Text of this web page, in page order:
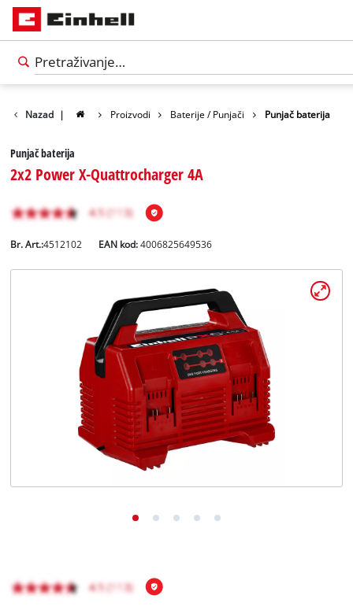
Hrvatski
Nazad | Proizvodi Baterije / Punjači Punjač baterija
Punjač baterija
2x2 Power X-Quattrocharger 4A
Br. Art.:4512102 EAN kod:4006825649536